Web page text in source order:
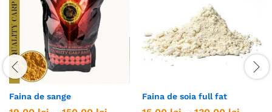
Faina de sange Faina de soia full fat